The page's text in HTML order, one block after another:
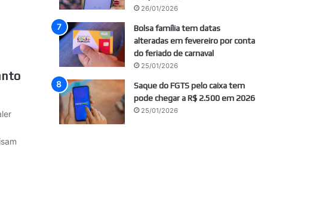
26/01/2026
Bolsa família tem datas
alteradas em fevereiro por conta
do feriado de carnaval
25/01/2026
Saque do FGTS pelo caixa tem
pode chegar a R$ 2.500 em 2026
25/01/2026